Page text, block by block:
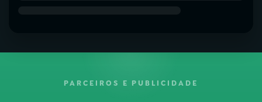
PARCEIROS E PUBLICIDADE